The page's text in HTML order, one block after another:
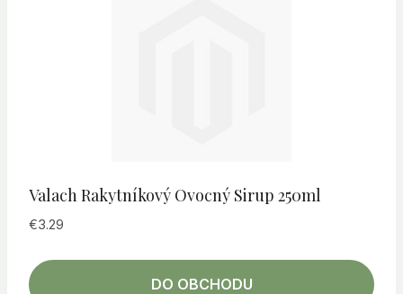
Valach Rakytníkový Ovocný Sirup 250ml
€3.29
DO OBCHODU